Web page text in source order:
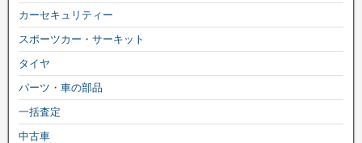
カーセキュリティー
スポーツカー・サーキット
タイヤ
パーツ・車の部品
一括査定
中古車